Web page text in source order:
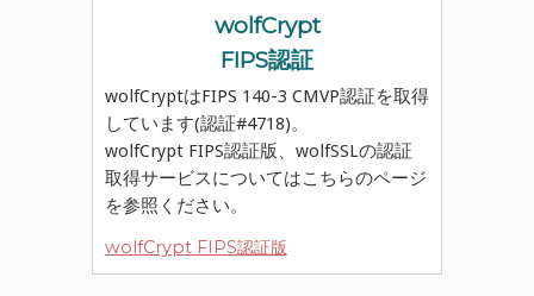
wolfCrypt
FIPS認証
wolfCryptはFIPS 140-3 CMVP認証を取得
しています(認証#4718)。
wolfCrypt FIPS認証版、wolfSSLの認証
取得サービスについてはこちらのページ
を参照ください。
wolfCrypt FIPS認証版